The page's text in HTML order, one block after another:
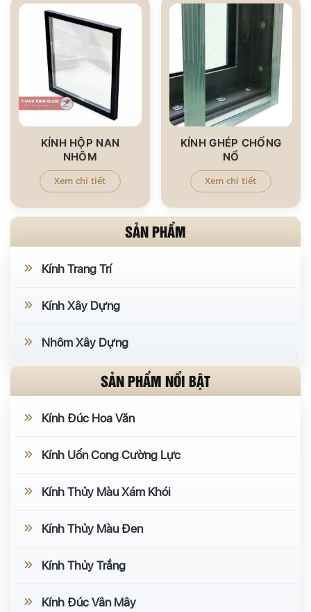
KÍNH HỘP NAN
NHÔM
Xem chi tiết
KÍNH GHÉP CHỐNG
NỔ
Xem chi tiết
SẢN PHẨM
Kính Trang Trí
Kính Xây Dựng
Nhôm Xây Dựng
SẢN PHẨM NỔI BẬT
Kính Đúc Hoa Văn
Kính Uốn Cong Cường Lực
Kính Thủy Màu Xám Khói
Kính Thủy Màu Đen
Kính Thủy Trắng
Kính Đúc Vân Mây